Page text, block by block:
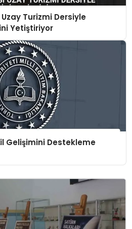
Turizmi Dersiyle
Yetiştiriyor
Gelişimini Destekleme